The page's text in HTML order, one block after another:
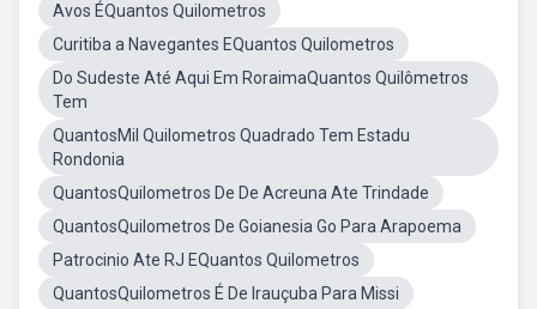
Avos ÉQuantos Quilometros
Curitiba a Navegantes EQuantos Quilometros
Do Sudeste Até Aqui Em RoraimaQuantos Quilômetros
Tem
QuantosMil Quilometros Quadrado Tem Estadu
Rondonia
QuantosQuilometros De De Acreuna Ate Trindade
QuantosQuilometros De Goianesia Go Para Arapoema
Patrocinio Ate RJ EQuantos Quilometros
QuantosQuilometros É De Irauçuba Para Missi